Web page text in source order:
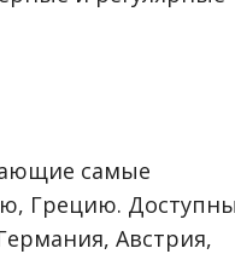
самые
Грецию.
Австрия,